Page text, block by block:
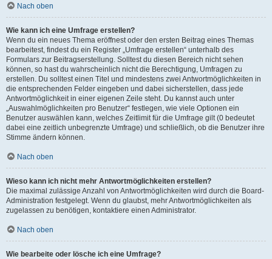
Nach oben
Wie kann ich eine Umfrage erstellen?
Wenn du ein neues Thema eröffnest oder den ersten Beitrag eines Themas
bearbeitest, findest du ein Register „Umfrage erstellen“ unterhalb des
Formulars zur Beitragserstellung. Solltest du diesen Bereich nicht sehen
können, so hast du wahrscheinlich nicht die Berechtigung, Umfragen zu
erstellen. Du solltest einen Titel und mindestens zwei Antwortmöglichkeiten in
die entsprechenden Felder eingeben und dabei sicherstellen, dass jede
Antwortmöglichkeit in einer eigenen Zeile steht. Du kannst auch unter
„Auswahlmöglichkeiten pro Benutzer“ festlegen, wie viele Optionen ein
Benutzer auswählen kann, welches Zeitlimit für die Umfrage gilt (0 bedeutet
dabei eine zeitlich unbegrenzte Umfrage) und schließlich, ob die Benutzer ihre
Stimme ändern können.
Nach oben
Wieso kann ich nicht mehr Antwortmöglichkeiten erstellen?
Die maximal zulässige Anzahl von Antwortmöglichkeiten wird durch die Board-
Administration festgelegt. Wenn du glaubst, mehr Antwortmöglichkeiten als
zugelassen zu benötigen, kontaktiere einen Administrator.
Nach oben
Wie bearbeite oder lösche ich eine Umfrage?